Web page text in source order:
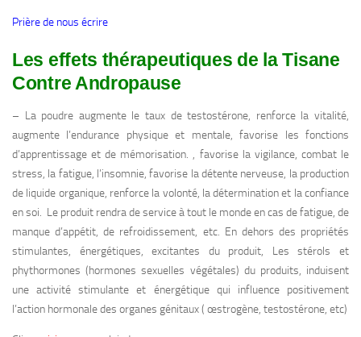
Prière de nous écrire
Les effets thérapeutiques de la Tisane
Contre Andropause
– La poudre augmente le taux de testostérone, renforce la vitalité,
augmente l’endurance physique et mentale, favorise les fonctions
d’apprentissage et de mémorisation. , favorise la vigilance, combat le
stress, la fatigue, l’insomnie, favorise la détente nerveuse, la production
de liquide organique, renforce la volonté, la détermination et la confiance
en soi. Le produit rendra de service à tout le monde en cas de fatigue, de
manque d’appétit, de refroidissement, etc. En dehors des propriétés
stimulantes, énergétiques, excitantes du produit, Les stérols et
phythormones (hormones sexuelles végétales) du produits, induisent
une activité stimulante et énergétique qui influence positivement
l’action hormonale des organes génitaux ( œstrogène, testostérone, etc)